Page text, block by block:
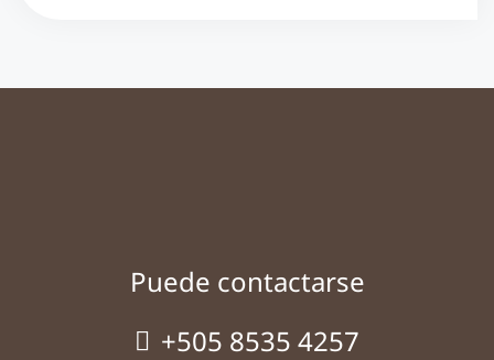
Puede contactarse
+505 8535 4257